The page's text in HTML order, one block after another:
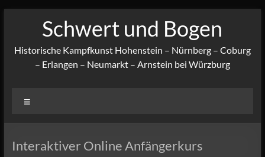
Schwert und Bogen
Historische Kampfkunst Hohenstein – Nürnberg – Coburg
– Erlangen – Neumarkt – Arnstein bei Würzburg
Interaktiver Online Anfängerkurs